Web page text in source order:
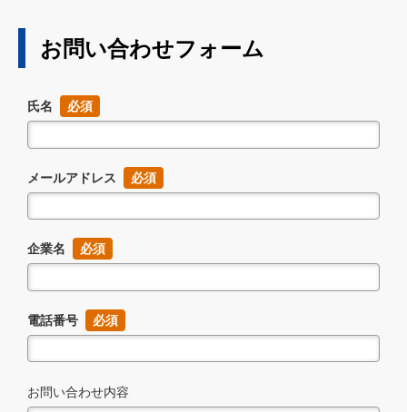
お問い合わせフォーム
氏名
メールアドレス
企業名
電話番号
お問い合わせ内容